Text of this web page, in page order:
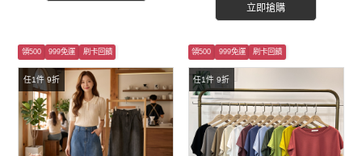
立即搶購
任1件 9折
領500 999免運 刷卡回饋
任1件 9折
領500 999免運 刷卡回饋